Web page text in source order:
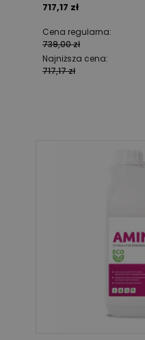
717,17 zł
Cena regularna:
739,00 zł
Najniższa cena:
717,17 zł